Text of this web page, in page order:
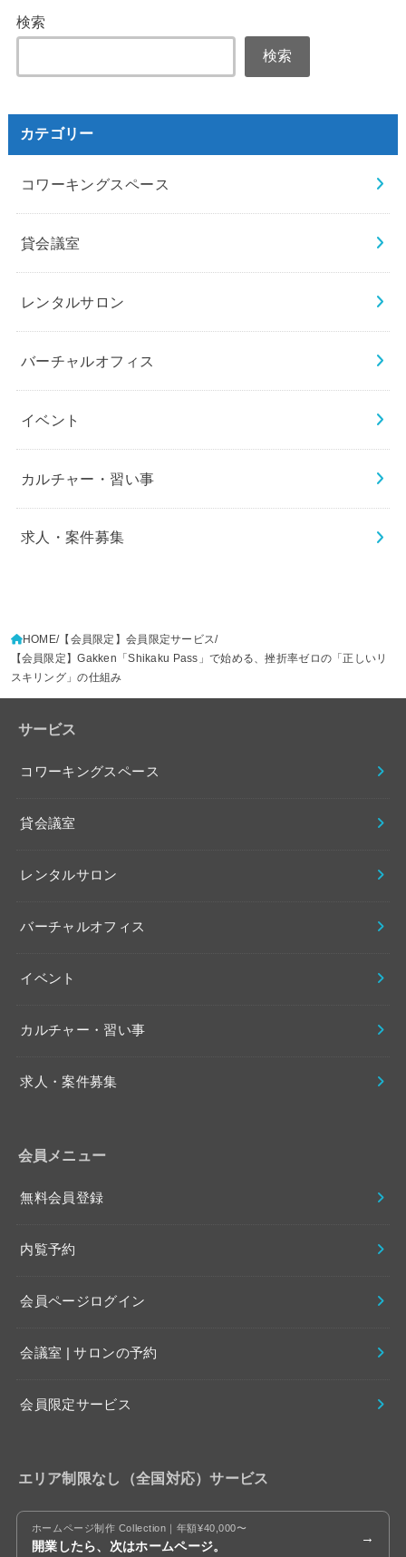
検索
検索
カテゴリー
コワーキングスペース
貸会議室
レンタルサロン
バーチャルオフィス
イベント
カルチャー・習い事
求人・案件募集
HOME
【会員限定】会員限定サービス
【会員限定】Gakken「Shikaku Pass」で始める、挫折率ゼロの「正しいリ
スキリング」の仕組み
サービス
コワーキングスペース
貸会議室
レンタルサロン
バーチャルオフィス
イベント
カルチャー・習い事
求人・案件募集
会員メニュー
無料会員登録
内覧予約
会員ページログイン
会議室 | サロンの予約
会員限定サービス
エリア制限なし（全国対応）サービス
ホームページ制作 Collection｜年額¥40,000〜
開業したら、次はホームページ。